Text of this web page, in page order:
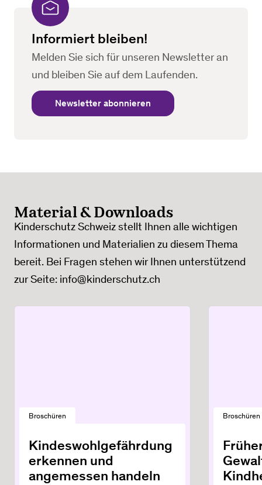
Informiert bleiben!
Melden Sie sich für unseren Newsletter an
und bleiben Sie auf dem Laufenden.
Newsletter abonnieren
Material & Downloads
Kinderschutz Schweiz stellt Ihnen alle wichtigen
Informationen und Materialien zu diesem Thema
bereit. Bei Fragen stehen wir Ihnen unterstützend
zur Seite: info@kinderschutz.ch
Kindeswohlgefährdung
erkennen und
angemessen handeln
Broschüren Broschüren